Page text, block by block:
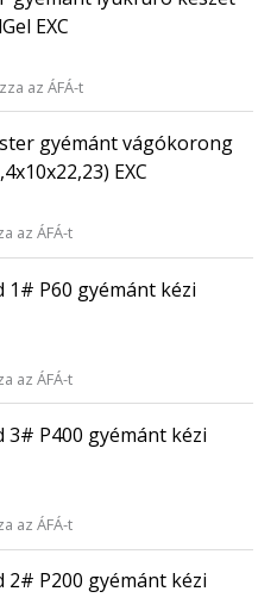
EXC
az ÁFÁ-t
gyémánt vágókorong
EXC
az ÁFÁ-t
1# P60 gyémánt kézi
az ÁFÁ-t
3# P400 gyémánt kézi
az ÁFÁ-t
2# P200 gyémánt kézi